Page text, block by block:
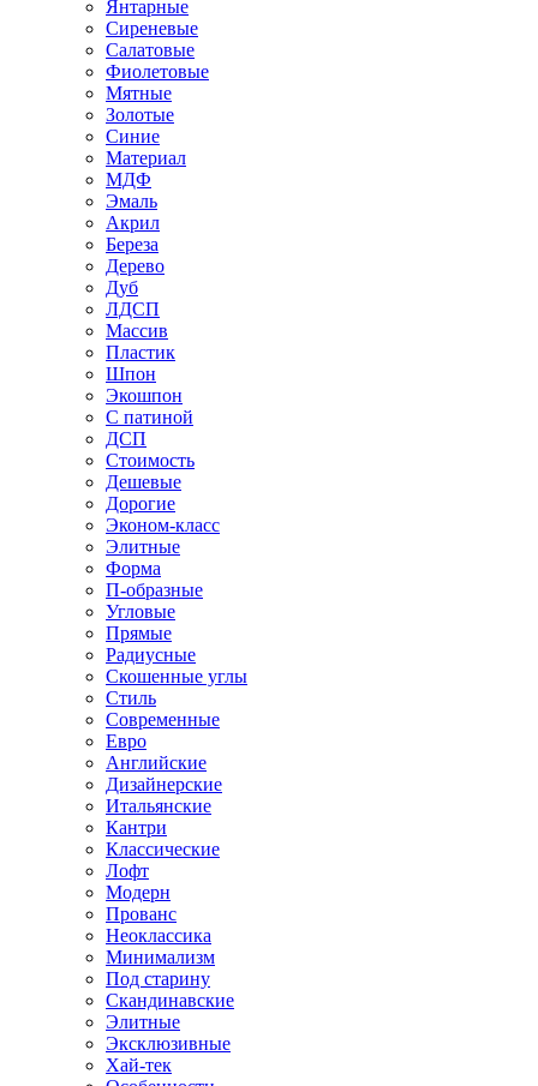
Янтарные
Сиреневые
Салатовые
Фиолетовые
Мятные
Золотые
Синие
Материал
МДФ
Эмаль
Акрил
Береза
Дерево
Дуб
ЛДСП
Массив
Пластик
Шпон
Экошпон
С патиной
ДСП
Стоимость
Дешевые
Дорогие
Эконом-класс
Элитные
Форма
П-образные
Угловые
Прямые
Радиусные
Скошенные углы
Стиль
Современные
Евро
Английские
Дизайнерские
Итальянские
Кантри
Классические
Лофт
Модерн
Прованс
Неоклассика
Минимализм
Под старину
Скандинавские
Элитные
Эксклюзивные
Хай-тек